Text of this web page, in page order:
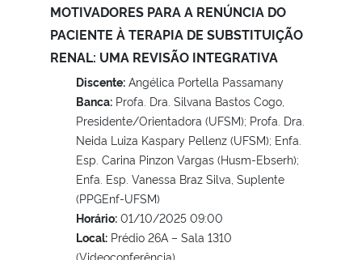
MOTIVADORES PARA A RENÚNCIA DO
PACIENTE À TERAPIA DE SUBSTITUIÇÃO
RENAL: UMA REVISÃO INTEGRATIVA
Discente: Angélica Portella Passamany
Banca: Profa. Dra. Silvana Bastos Cogo,
Presidente/Orientadora (UFSM); Profa. Dra.
Neida Luiza Kaspary Pellenz (UFSM); Enfa.
Esp. Carina Pinzon Vargas (Husm-Ebserh);
Enfa. Esp. Vanessa Braz Silva, Suplente
(PPGEnf-UFSM)
Horário: 01/10/2025 09:00
Local: Prédio 26A – Sala 1310
(Videoconferência)